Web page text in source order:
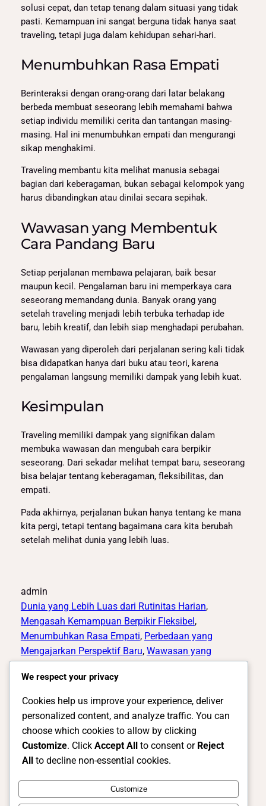
solusi cepat, dan tetap tenang dalam situasi yang tidak
pasti. Kemampuan ini sangat berguna tidak hanya saat
traveling, tetapi juga dalam kehidupan sehari-hari.
Menumbuhkan Rasa Empati
Berinteraksi dengan orang-orang dari latar belakang
berbeda membuat seseorang lebih memahami bahwa
setiap individu memiliki cerita dan tantangan masing-
masing. Hal ini menumbuhkan empati dan mengurangi
sikap menghakimi.
Traveling membantu kita melihat manusia sebagai
bagian dari keberagaman, bukan sebagai kelompok yang
harus dibandingkan atau dinilai secara sepihak.
Wawasan yang Membentuk
Cara Pandang Baru
Setiap perjalanan membawa pelajaran, baik besar
maupun kecil. Pengalaman baru ini memperkaya cara
seseorang memandang dunia. Banyak orang yang
setelah traveling menjadi lebih terbuka terhadap ide
baru, lebih kreatif, dan lebih siap menghadapi perubahan.
Wawasan yang diperoleh dari perjalanan sering kali tidak
bisa didapatkan hanya dari buku atau teori, karena
pengalaman langsung memiliki dampak yang lebih kuat.
Kesimpulan
Traveling memiliki dampak yang signifikan dalam
membuka wawasan dan mengubah cara berpikir
seseorang. Dari sekadar melihat tempat baru, seseorang
bisa belajar tentang keberagaman, fleksibilitas, dan
empati.
Pada akhirnya, perjalanan bukan hanya tentang ke mana
kita pergi, tetapi tentang bagaimana cara kita berubah
setelah melihat dunia yang lebih luas.
admin
Dunia yang Lebih Luas dari Rutinitas Harian ,
Mengasah Kemampuan Berpikir Fleksibel ,
Menumbuhkan Rasa Empati, Perbedaan yang
Mengajarkan Perspektif Baru, Wawasan yang
Instagram
Facebook
X
We respect your privacy
Cookies help us improve your experience, deliver
personalized content, and analyze traffic. You can
choose which cookies to allow by clicking
Customize. Click Accept All to consent or Reject
All to decline non-essential cookies.
Customize